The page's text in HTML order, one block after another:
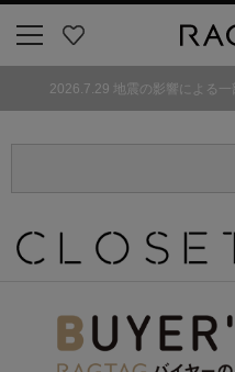
気
2026.7.29 地震の影響による